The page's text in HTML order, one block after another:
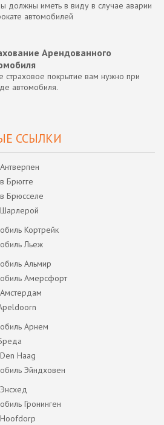
должны иметь в виду в случае аварии
автомобилей
Арендованного
страховое покрытие вам нужно при
автомобиля.
ССЫЛКИ
Брюгге
Брюсселе
Кортрейк
Льеж
Альмир
Амерсфорт
Арнем
Haag
Эйндховен
Гронинген